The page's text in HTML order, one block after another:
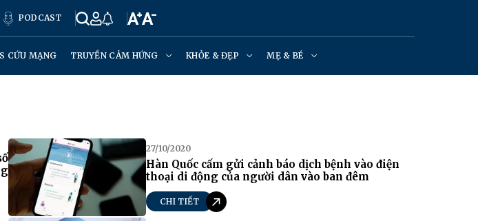
PODCAST
CỨU MẠNG TRUYỀN CẢM HỨNG KHỎE & ĐẸP MẸ & BÉ
27/10/2020
Hàn Quốc cấm gửi cảnh báo dịch bệnh vào điện
thoại di động của người dân vào ban đêm
CHI TIẾT